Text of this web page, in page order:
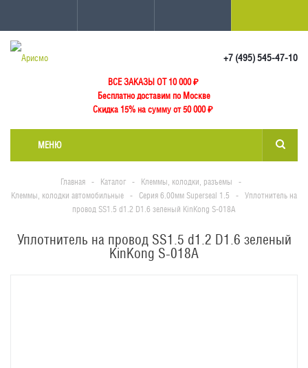
+7 (495) 545-47-10
ВСЕ ЗАКАЗЫ ОТ 10 000₽
Бесплатно доставим по Москве
Скидка 15% на сумму от 50 000 ₽
МЕНЮ
Главная - Каталог - Клеммы, колодки, разъемы
-
Клеммы, колодки автомобильные
- Серия 6.00мм Superseal 1.5 -
Уплотнитель на
провод SS1.5 d1.2 D1.6 зеленый KinKong S-018A
Уплотнитель на провод SS1.5 d1.2 D1.6 зеленый
KinKong S-018A